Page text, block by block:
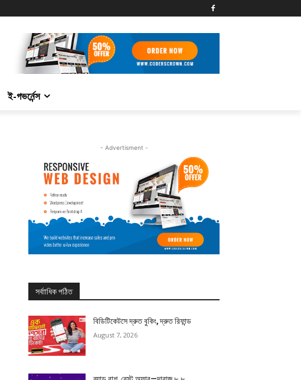
ই-গভর্নেন্স
- Advertisment -
সর্বাাধিক পঠিত
বিডিটিকেটসে দ্রুত বুকিং, দ্রুত রিফান্ড
August 7, 2026